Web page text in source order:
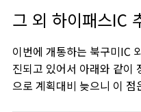
그 외 하이패스IC
이번에 개통하는 북구미IC
진되고 있어서 아래와 같이
으로 계획대비 늦으니 이